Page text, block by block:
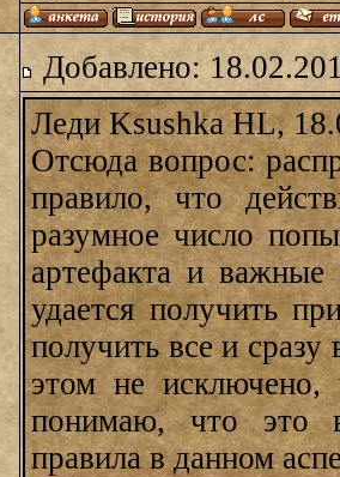
Добавлено:
Леди Ksushka HL,
Отсюда вопрос:
правило, что
разумное число
артефакта и
удается получить
получить все и
этом не исключено,
понимаю, что это
правила в данном